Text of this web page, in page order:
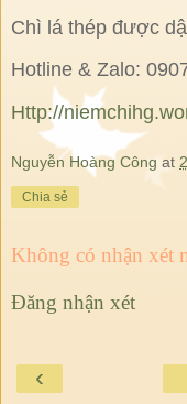
Chì lá thép được
Hotline & Zalo:
Http://
Nguyễn Hoàng Công at
Chia sẻ
Không có nhận xét
Đăng nhận xét
‹